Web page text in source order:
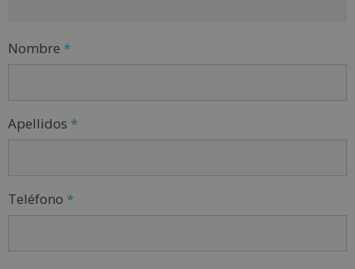
Nombre *
Apellidos *
Teléfono *